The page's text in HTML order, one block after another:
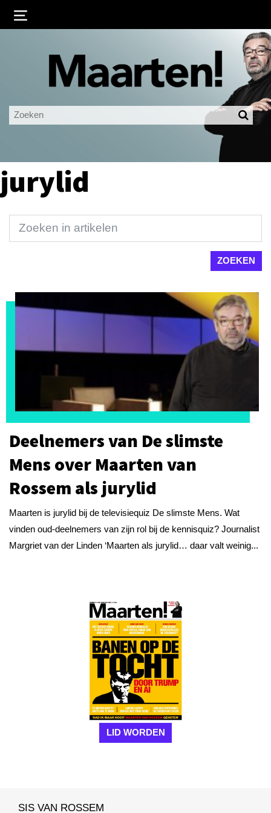
Ingelogd blijven
LOGIN
jurylid
Deelnemers van De slimste
Mens over Maarten van
Rossem als jurylid
Maarten is jurylid bij de televisiequiz De slimste Mens. Wat
vinden oud-deelnemers van zijn rol bij de kennisquiz? Journalist
Margriet van der Linden ‘Maarten als jurylid… daar valt weinig...
LID WORDEN
SIS VAN ROSSEM